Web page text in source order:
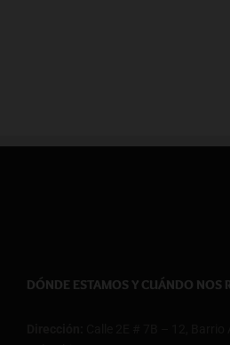
DÓNDE ESTAMOS Y CUÁNDO NOS